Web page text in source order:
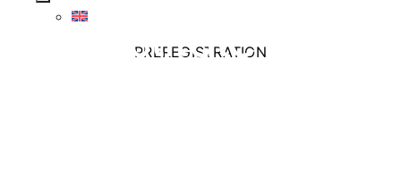
PREREGISTRATION
Institute of